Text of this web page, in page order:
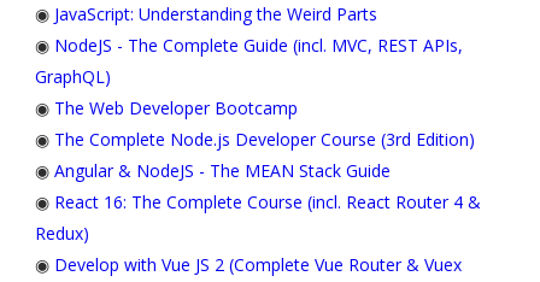
◉ JavaScript: Understanding the Weird Parts
◉ NodeJS - The Complete Guide (incl. MVC, REST APIs,
GraphQL)
◉ The Web Developer Bootcamp
◉ The Complete Node.js Developer Course (3rd Edition)
◉ Angular & NodeJS - The MEAN Stack Guide
◉ React 16: The Complete Course (incl. React Router 4 &
Redux)
◉ Develop with Vue JS 2 (Complete Vue Router & Vuex